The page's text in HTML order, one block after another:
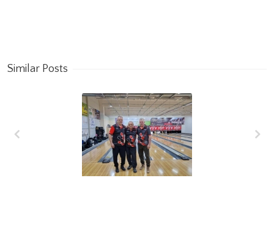
Similar Posts
7.kolo – 1.liga